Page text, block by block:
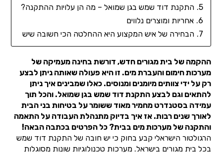
התקנת דוד שמש בגן שמואל – מה הן עלויות ההתקנה?
אחריות ומוצרים נלווים
הבחירה של איש המקצוע היא ההחלטה הכי חשובה שיש
ההקמה של בית מגורים חדש, דורשת בחינה מעמיקה של
מערכות חימום והעברת מים. זו היא פעולה שאותה ניתן לבצע
רק על ידי צוותים מיומנים ומנוסים. כאלו שמבינים איך ניתן
להתאים וגם לבצע התקנת דוד שמש בגן שמואל. והכל תוך
עמידה בסטנדרט מחמיר מאוד ששומר על בטיחות בני הבית
לאורך שנים רבות. אז איך בדיוק מתנהלת העבודה על התאמה
והתקנה של מערכות מים בבית? כל הפרטים בכתבה הבאה!
הרגולטור הישראלי קבע בחוק כי יש חובה של התקנת דוד שמש
בכל בית מגורים בישראל. מערכות טכנולוגיות שונות מסוגלות